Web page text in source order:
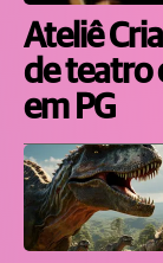
Ateliê
de teatro
em PG